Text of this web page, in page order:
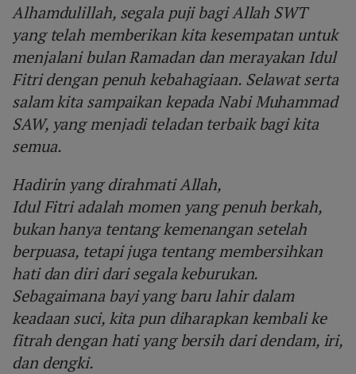
Alhamdulillah, segala puji bagi Allah SWT
yang telah memberikan kita kesempatan untuk
menjalani bulan Ramadan dan merayakan Idul
Fitri dengan penuh kebahagiaan. Selawat serta
salam kita sampaikan kepada Nabi Muhammad
SAW, yang menjadi teladan terbaik bagi kita
semua.
Hadirin yang dirahmati Allah,
Idul Fitri adalah momen yang penuh berkah,
bukan hanya tentang kemenangan setelah
berpuasa, tetapi juga tentang membersihkan
hati dan diri dari segala keburukan.
Sebagaimana bayi yang baru lahir dalam
keadaan suci, kita pun diharapkan kembali ke
fitrah dengan hati yang bersih dari dendam, iri,
dan dengki.